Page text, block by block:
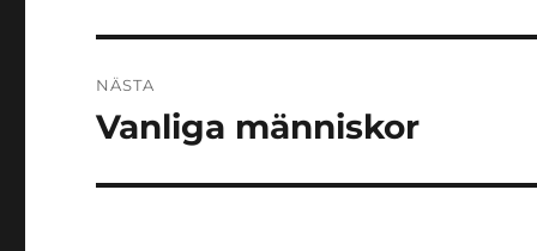
NÄSTA
Nästa
Vanliga människor